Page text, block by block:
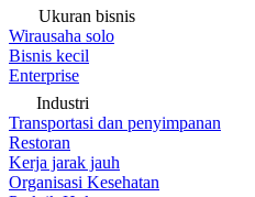
Ukuran bisnis
Wirausaha solo
Bisnis kecil
Enterprise
Industri
Transportasi dan penyimpanan
Restoran
Kerja jarak jauh
Organisasi Kesehatan